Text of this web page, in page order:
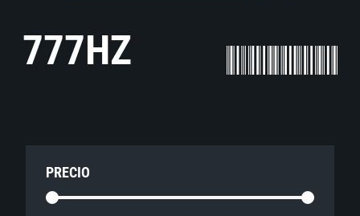
777HZ
PRECIO